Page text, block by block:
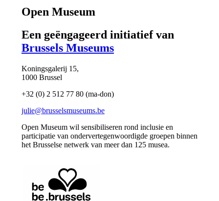
Open Museum
Een geëngageerd initiatief van
Brussels Museums
Koningsgalerij 15,
1000 Brussel
+32 (0) 2 512 77 80 (ma-don)
julie@brusselsmuseums.be
Open Museum wil sensibiliseren rond inclusie en
participatie van ondervertegenwoordigde groepen binnen
het Brusselse netwerk van meer dan 125 musea.